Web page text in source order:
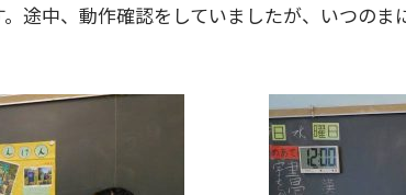
途中、動作確認をしていましたが、いつの